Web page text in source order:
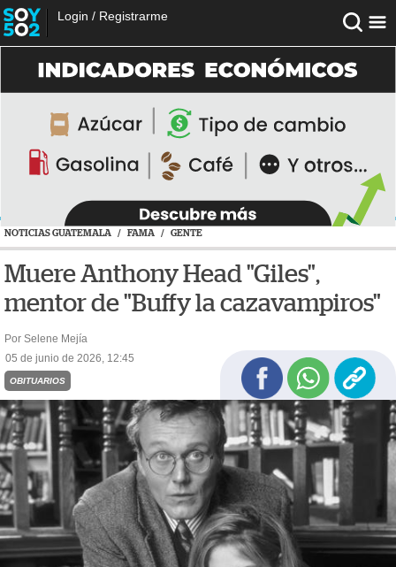
Login / Registrarme
NOTICIAS GUATEMALA / FAMA / GENTE
Muere Anthony Head "Giles",
mentor de "Buffy la cazavampiros"
Por Selene Mejía
05 de junio de 2026, 12:45
OBITUARIOS